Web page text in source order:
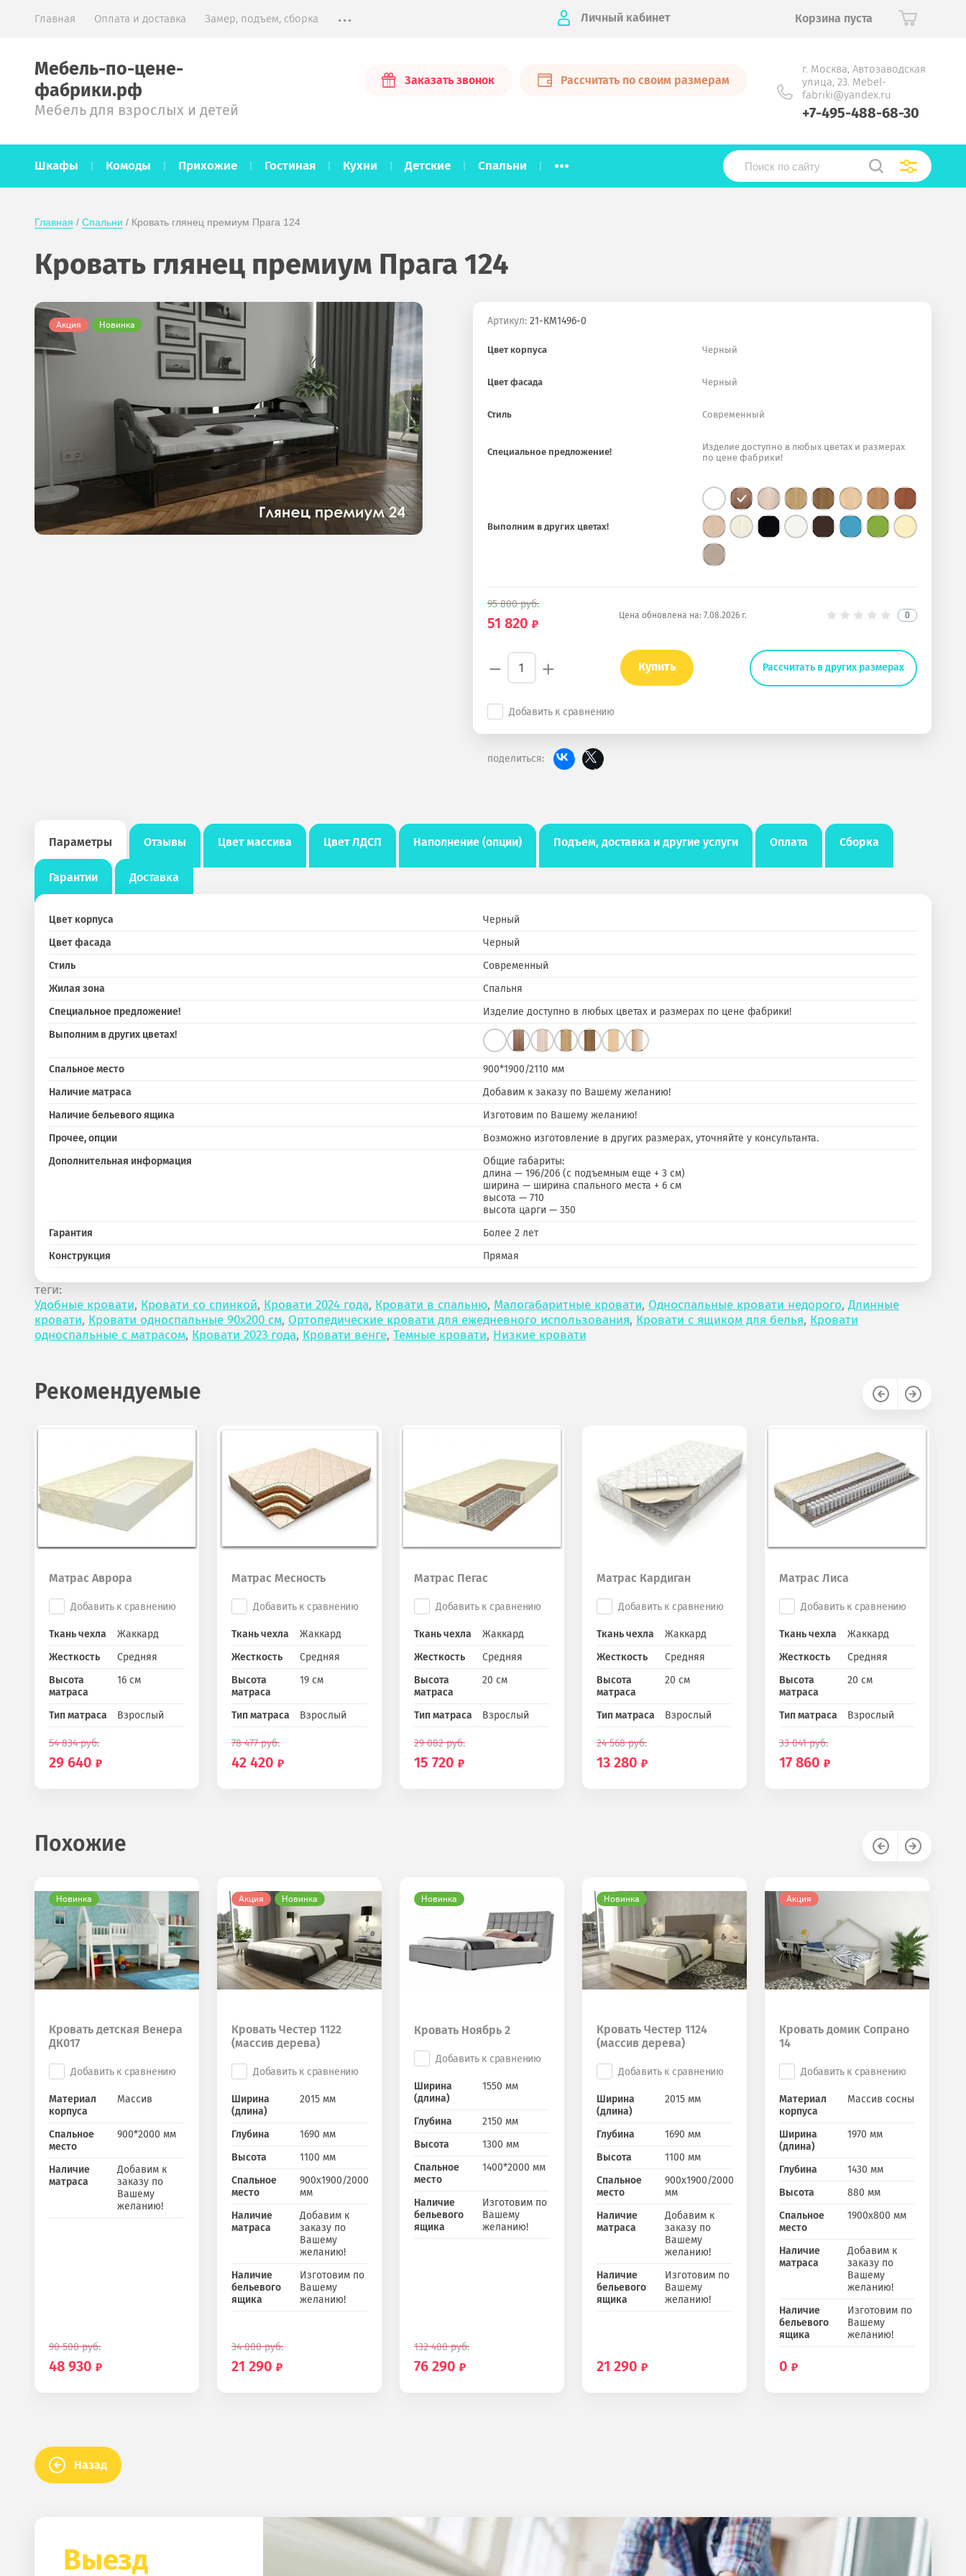
Главная Оплата и доставка Замер, подъем, сборка ... Личный кабинет Корзина пуста
Мебель-по-цене-
фабрики.рф
Мебель для взрослых и детей
Заказать звонок Рассчитать по своим размерам
г. Москва, Автозаводская
улица, 23. Mebel-
fabriki@yandex.ru
+7-495-488-68-30
Шкафы Комоды Прихожие Гостиная Кухни Детские Спальни ...
Главная / Спальни / Кровать глянец премиум Прага 124
Кровать глянец премиум Прага 124
Акция Новинка Артикул: 21-КМ1496-0
Цвет корпуса Черный
Цвет фасада Черный
Стиль Современный
Специальное предложение!
Изделие доступно в любых цветах и размерах
по цене фабрики!
Выполним в других цветах!
95 800руб.
51 820 Цена обновлена на: 7.08.2026 г. 0
− + Купить Рассчитать в других размерах
Добавить к сравнению
поделиться:
Параметры Отзывы Цвет массива Цвет ЛДСП Наполнение (опции) Подъем, доставка и другие услуги Оплата Сборка
Гарантии Доставка
Цвет корпуса
Черный
Цвет фасада
Черный
Стиль
Современный
Жилая зона
Спальня
Специальное предложение!
Изделие доступно в любых цветах и размерах по цене фабрики!
Выполним в других цветах!
Спальное место
900*1900/2110 мм
Наличие матраса
Добавим к заказу по Вашему желанию!
Наличие бельевого ящика
Изготовим по Вашему желанию!
Прочее, опции
Возможно изготовление в других размерах, уточняйте у консультанта.
Дополнительная информация
Общие габариты:
длина — 196/206 (с подъемным еще + 3 см)
ширина — ширина спального места + 6 см
высота — 710
высота царги — 350
Гарантия
Более 2 лет
Конструкция
Прямая
теги:
Удобные кровати, Кровати со спинкой, Кровати 2024 года, Кровати в спальню, Малогабаритные кровати, Односпальные кровати недорого,Длинные
кровати, Кровати односпальные 90х200 см, Ортопедические кровати для ежедневного использования, Кровати с ящиком для белья, Кровати
односпальные с матрасом, Кровати 2023 года, Кровати венге, Темные кровати, Низкие кровати
Рекомендуемые
Матрас Аврора
Добавить к сравнению
Ткань чехла
Жаккард
Жесткость
Средняя
Высота
матраса
16 см
Тип матраса Взрослый
54 834руб.
29 640
Матрас Месность
Добавить к сравнению
Ткань чехла
Жаккард
Жесткость
Средняя
Высота
матраса
19 см
Тип матраса Взрослый
78 477руб.
42 420
Матрас Пегас
Добавить к сравнению
Ткань чехла
Жаккард
Жесткость
Средняя
Высота
матраса
20 см
Тип матраса Взрослый
29 082руб.
15 720
Матрас Кардиган
Добавить к сравнению
Ткань чехла
Жаккард
Жесткость
Средняя
Высота
матраса
20 см
Тип матраса Взрослый
24 568руб.
13 280
Матрас Лиса
Добавить к сравнению
Ткань чехла
Жаккард
Жесткость
Средняя
Высота
матраса
20 см
Тип матраса Взрослый
33 041руб.
17 860
Похожие
Новинка
Кровать детская Венера
ДК017
Добавить к сравнению
Материал
корпуса
Массив
Спальное
место
900*2000 мм
Наличие
матраса
Добавим к
заказу по
Вашему
желанию!
90 500руб.
48 930
Акция Новинка
Кровать Честер 1122
(массив дерева)
Добавить к сравнению
Ширина
(длина)
2015 мм
Глубина
1690 мм
Высота
1100 мм
Спальное
место
900х1900/2000
мм
Наличие
матраса
Добавим к
заказу по
Вашему
желанию!
Наличие
бельевого
ящика
Изготовим по
Вашему
желанию!
34 000руб.
21 290
Новинка
Кровать Ноябрь 2
Добавить к сравнению
Ширина
(длина)
1550 мм
Глубина
2150 мм
Высота
1300 мм
Спальное
место
1400*2000 мм
Наличие
бельевого
ящика
Изготовим по
Вашему
желанию!
132 400руб.
76 290
Новинка
Кровать Честер 1124
(массив дерева)
Добавить к сравнению
Ширина
(длина)
2015 мм
Глубина
1690 мм
Высота
1100 мм
Спальное
место
900х1900/2000
мм
Наличие
матраса
Добавим к
заказу по
Вашему
желанию!
Наличие
бельевого
ящика
Изготовим по
Вашему
желанию!
21 290
Акция
Кровать домик Сопрано
14
Добавить к сравнению
Материал
корпуса
Массив сосны
Ширина
(длина)
1970 мм
Глубина
1430 мм
Высота
880 мм
Спальное
место
1900х800 мм
Наличие
матраса
Добавим к
заказу по
Вашему
желанию!
Наличие
бельевого
ящика
Изготовим по
Вашему
желанию!
0
Назад
Выезд